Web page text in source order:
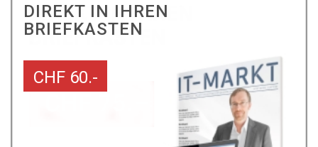
DIREKT IN IHREN
BRIEFKASTEN
CHF 60.-